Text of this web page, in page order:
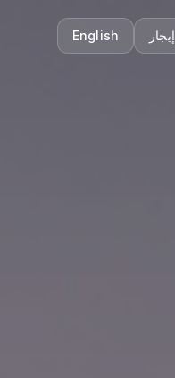
إيجار English